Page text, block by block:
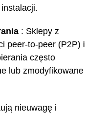
: Sklepy z
peer-to-peer (P2P) i
często
lub zmodyfikowane
nieuwagę i